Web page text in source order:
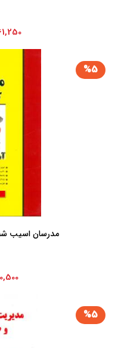
%5
مدرسان اسیب
%5